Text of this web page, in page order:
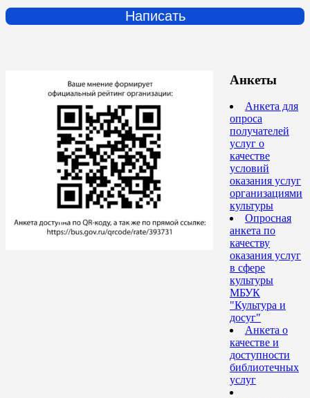
Написать
Анкеты
Анкета для
опроса
получателей
услуг о
качестве
условий
оказания услуг
организациями
культуры
Опросная
анкета по
качеству
оказания услуг
в сфере
культуры
МБУК
"Культура и
досуг"
Анкета о
качестве и
доступности
библиотечных
услуг